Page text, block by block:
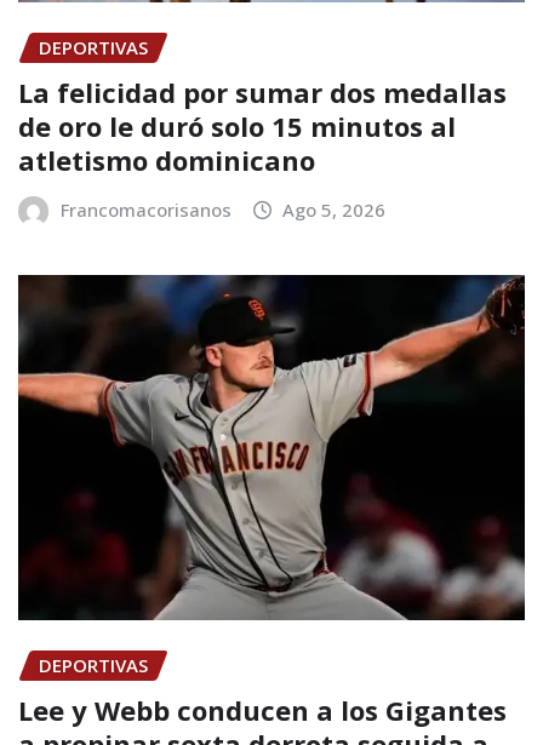
DEPORTIVAS
La felicidad por sumar dos medallas
de oro le duró solo 15 minutos al
atletismo dominicano
Francomacorisanos Ago 5, 2026
DEPORTIVAS
Lee y Webb conducen a los Gigantes